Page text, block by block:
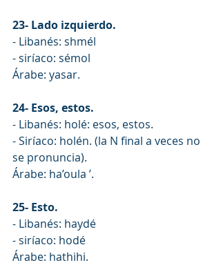
23- Lado izquierdo.
- Libanés: shmél
- siríaco: sémol
Árabe: yasar.
24- Esos, estos.
- Libanés: holé: esos, estos.
- Siríaco: holén. (la N final a veces no
se pronuncia).
Árabe: ha’oula ’.
25- Esto.
- Libanés: haydé
- siríaco: hodé
Árabe: hathihi.